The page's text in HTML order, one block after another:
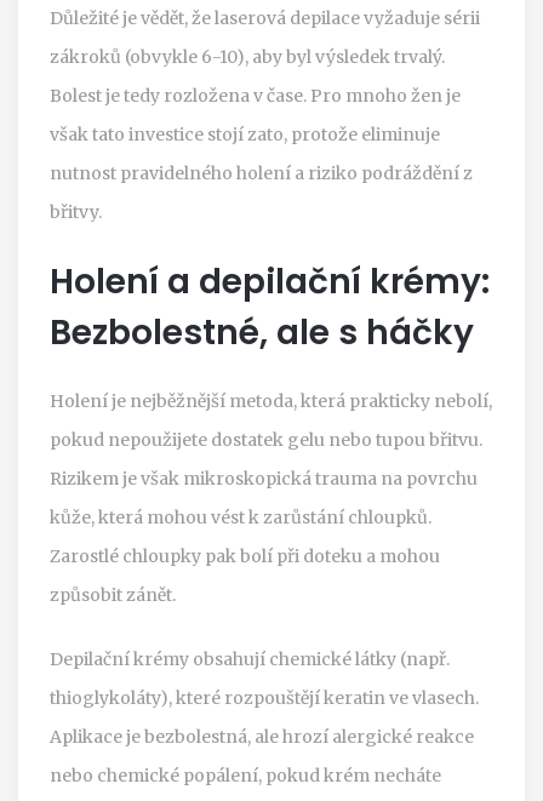
Důležité je vědět, že laserová depilace vyžaduje sérii
zákroků (obvykle 6-10), aby byl výsledek trvalý.
Bolest je tedy rozložena v čase. Pro mnoho žen je
však tato investice stojí zato, protože eliminuje
nutnost pravidelného holení a riziko podráždění z
břitvy.
Holení a depilační krémy:
Bezbolestné, ale s háčky
Holení je nejběžnější metoda, která prakticky nebolí,
pokud nepoužijete dostatek gelu nebo tupou břitvu.
Rizikem je však mikroskopická trauma na povrchu
kůže, která mohou vést k zarůstání chloupků.
Zarostlé chloupky pak bolí při doteku a mohou
způsobit zánět.
Depilační krémy obsahují chemické látky (např.
thioglykoláty), které rozpouštějí keratin ve vlasech.
Aplikace je bezbolestná, ale hrozí alergické reakce
nebo chemické popálení, pokud krém necháte